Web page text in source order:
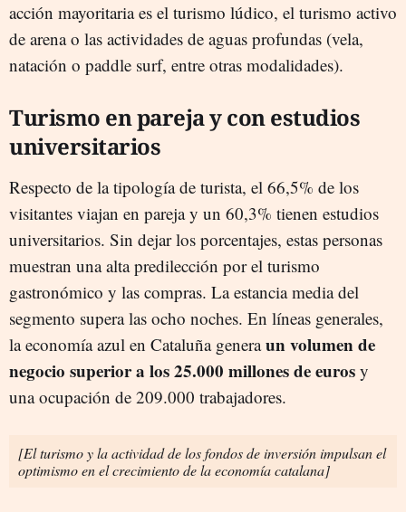
acción mayoritaria es el turismo lúdico, el turismo activo
de arena o las actividades de aguas profundas (vela,
natación o paddle surf, entre otras modalidades).
Turismo en pareja y con estudios
universitarios
Respecto de la tipología de turista, el 66,5% de los
visitantes viajan en pareja y un 60,3% tienen estudios
universitarios. Sin dejar los porcentajes, estas personas
muestran una alta predilección por el turismo
gastronómico y las compras. La estancia media del
segmento supera las ocho noches. En líneas generales,
la economía azul en Cataluña generaun volumen de
negocio superior a los 25.000 millones de euros y
una ocupación de 209.000 trabajadores.
[El turismo y la actividad de los fondos de inversión impulsan el
optimismo en el crecimiento de la economía catalana]